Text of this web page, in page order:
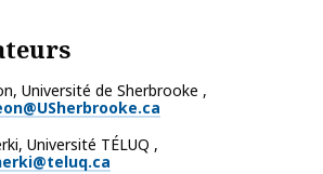
, Université de Sherbrooke ,
, Université TÉLUQ ,